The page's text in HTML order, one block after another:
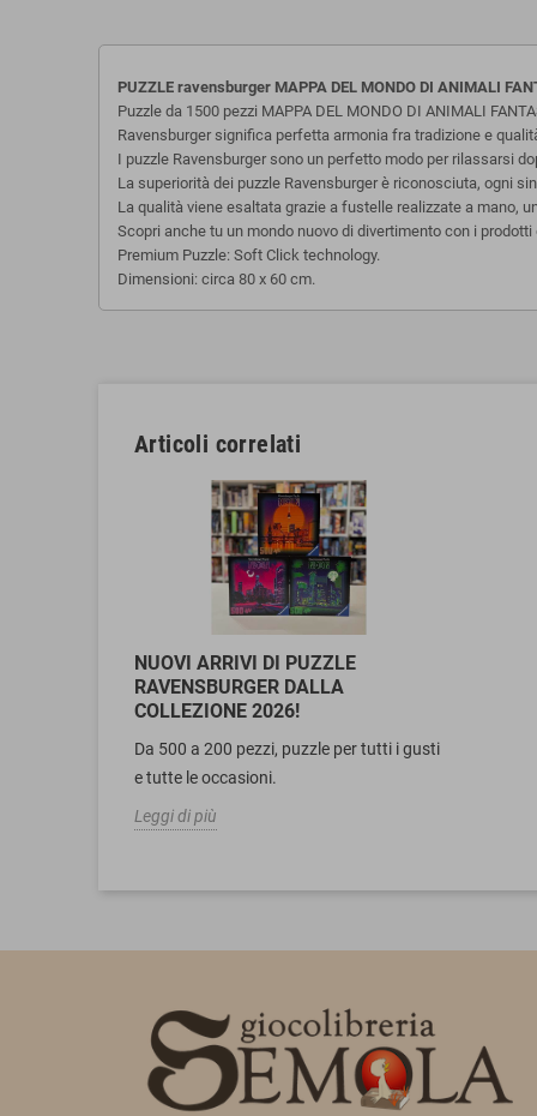
PUZZLE ravensburger MAPPA DEL MONDO DI ANIMALI
Puzzle da 1500 pezzi MAPPA DEL MONDO DI ANIMALI
Ravensburger significa perfetta armonia fra tradizione e
I puzzle Ravensburger sono un perfetto modo per rilassarsi
La superiorità dei puzzle Ravensburger è riconosciuta, ogni
La qualità viene esaltata grazie a fustelle realizzate a mano,
Scopri anche tu un mondo nuovo di divertimento con i
Premium Puzzle: Soft Click technology.
Dimensioni: circa 80 x 60 cm.
Articoli correlati
NUOVI ARRIVI DI PUZZLE
RAVENSBURGER DALLA
COLLEZIONE 2026!
Da 500 a 200 pezzi, puzzle per tutti i gusti
e tutte le occasioni.
Leggi di più